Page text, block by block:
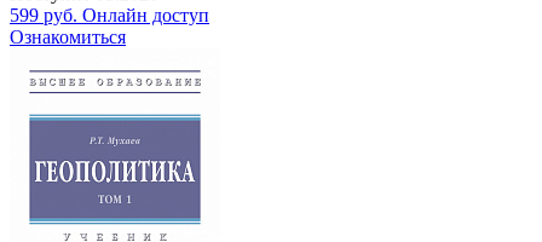
599 руб. Онлайн доступ
Ознакомиться